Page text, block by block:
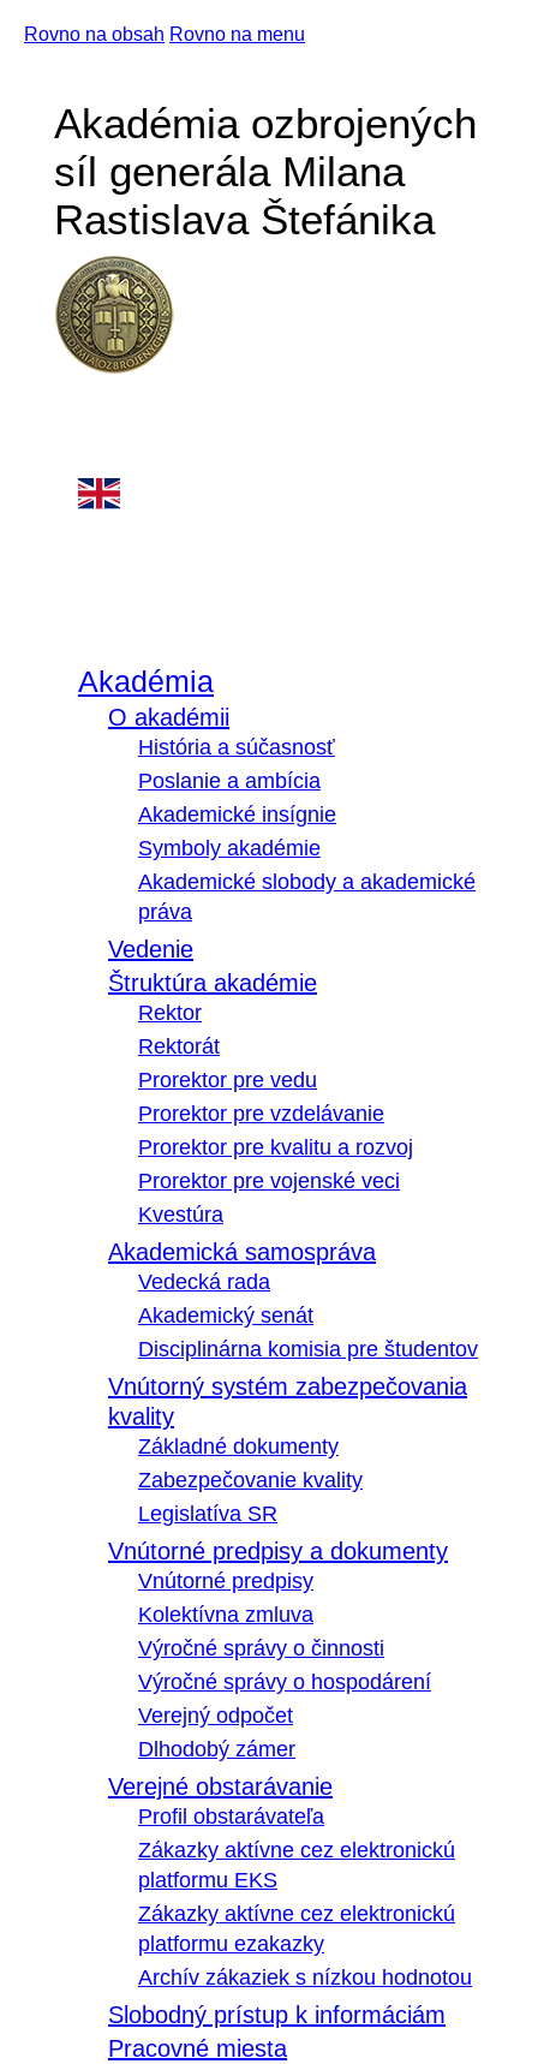
Rovno na obsah Rovno na menu
Akadémia ozbrojených
síl generála Milana
Rastislava Štefánika
Akadémia
O akadémii
História a súčasnosť
Poslanie a ambícia
Akademické insígnie
Symboly akadémie
Akademické slobody a akademické
práva
Vedenie
Štruktúra akadémie
Rektor
Rektorát
Prorektor pre vedu
Prorektor pre vzdelávanie
Prorektor pre kvalitu a rozvoj
Prorektor pre vojenské veci
Kvestúra
Akademická samospráva
Vedecká rada
Akademický senát
Disciplinárna komisia pre študentov
Vnútorný systém zabezpečovania
kvality
Základné dokumenty
Zabezpečovanie kvality
Legislatíva SR
Vnútorné predpisy a dokumenty
Vnútorné predpisy
Kolektívna zmluva
Výročné správy o činnosti
Výročné správy o hospodárení
Verejný odpočet
Dlhodobý zámer
Verejné obstarávanie
Profil obstarávateľa
Zákazky aktívne cez elektronickú
platformu EKS
Zákazky aktívne cez elektronickú
platformu ezakazky
Archív zákaziek s nízkou hodnotou
Slobodný prístup k informáciám
Pracovné miesta